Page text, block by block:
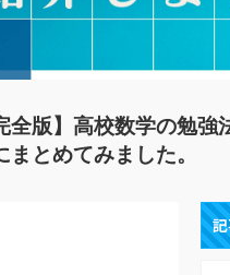
全版】高校数学の勉
まとめてみました。